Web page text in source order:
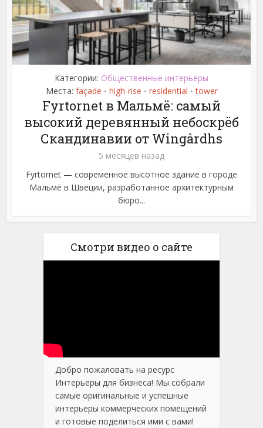
Категории: Общественные интерьеры
Места: façade • high-rise • residential • tower
Fyrtornet в Мальмё: самый
высокий деревянный небоскрёб
Скандинавии от Wingårdhs
5 месяцев назад
Fyrtornet — современное высотное здание в городе
Мальмё в Швеции, разработанное архитектурным
бюро...
Смотри видео о сайте
Добро пожаловать на ресурс
Интерьеры для бизнеса! Мы собрали
самые оригинальные и успешные
интерьеры коммерческих помещений
и готовые поделиться ими с вами!